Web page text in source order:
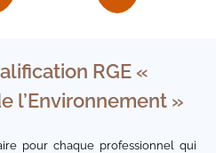
RGE «
l’Environnement »
pour chaque professionnel qui